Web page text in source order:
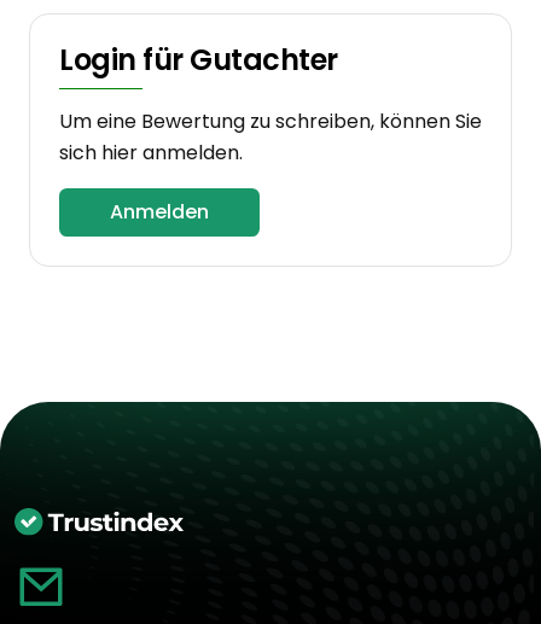
Login für Gutachter
Um eine Bewertung zu schreiben, können Sie
sich hier anmelden.
Anmelden